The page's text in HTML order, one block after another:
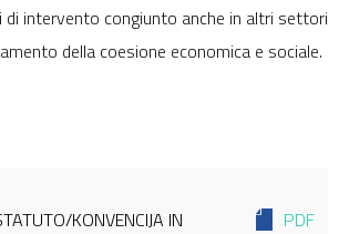
di intervento congiunto anche in altri settori
della coesione economica e sociale.
KONVENCIJA IN
PDF